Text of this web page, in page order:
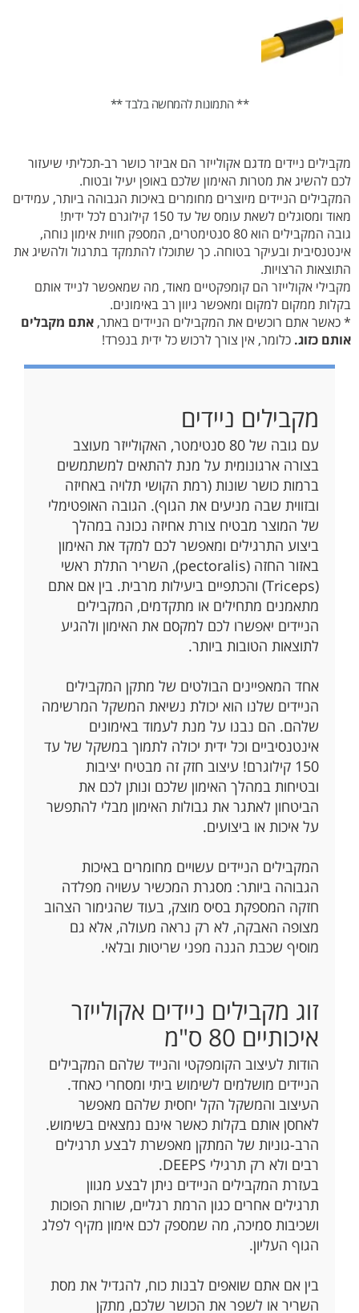
** התמונות להמחשה בלבד **
מקבילים ניידים מדגם אקולייזר הם אביזר כושר רב-תכליתי שיעזור
לכם להשיג את מטרות האימון שלכם באופן יעיל ובטוח.
המקבילים הניידים מיוצרים מחומרים באיכות הגבוהה ביותר, עמידים
מאוד ומסוגלים לשאת עומס של עד 150 קילוגרם לכל ידית!
גובה המקבילים הוא 80 סנטימטרים, המספק חווית אימון נוחה,
אינטנסיבית ובעיקר בטוחה. כך שתוכלו להתמקד בתרגול ולהשיג את
התוצאות הרצויות.
מקבילי אקולייזר הם קומפקטיים מאוד, מה שמאפשר לנייד אותם
בקלות ממקום למקום ומאפשר גיוון רב באימונים.
* כאשר אתם רוכשים את המקבילים הניידים באתר, אתם מקבלים
אותם כזוג. כלומר, אין צורך לרכוש כל ידית בנפרד!
מקבילים ניידים
עם גובה של 80 סנטימטר, האקולייזר מעוצב
בצורה ארגונומית על מנת להתאים למשתמשים
ברמות כושר שונות (רמת הקושי תלויה באחיזה
ובזווית שבה מניעים את הגוף). הגובה האופטימלי
של המוצר מבטיח צורת אחיזה נכונה במהלך
ביצוע התרגילים ומאפשר לכם למקד את האימון
באזור החזה (pectoralis), השריר התלת ראשי
(Triceps) והכתפיים ביעילות מרבית. בין אם אתם
מתאמנים מתחילים או מתקדמים, המקבילים
הניידים יאפשרו לכם למקסם את האימון ולהגיע
לתוצאות הטובות ביותר.
אחד המאפיינים הבולטים של מתקן המקבילים
הניידים שלנו הוא יכולת נשיאת המשקל המרשימה
שלהם. הם נבנו על מנת לעמוד באימונים
אינטנסיביים וכל ידית יכולה לתמוך במשקל של עד
150 קילוגרם! עיצוב חזק זה מבטיח יציבות
ובטיחות במהלך האימון שלכם ונותן לכם את
הביטחון לאתגר את גבולות האימון מבלי להתפשר
על איכות או ביצועים.
המקבילים הניידים עשויים מחומרים באיכות
הגבוהה ביותר: מסגרת המכשיר עשויה מפלדה
חזקה המספקת בסיס מוצק, בעוד שהגימור הצהוב
מצופה האבקה, לא רק נראה מעולה, אלא גם
מוסיף שכבת הגנה מפני שריטות ובלאי.
זוג מקבילים ניידים אקולייזר
איכותיים 80 ס"מ
הודות לעיצוב הקומפקטי והנייד שלהם המקבילים
הניידים מושלמים לשימוש ביתי ומסחרי כאחד.
העיצוב והמשקל הקל יחסית שלהם מאפשר
לאחסן אותם בקלות כאשר אינם נמצאים בשימוש.
הרב-גוניות של המתקן מאפשרת לבצע תרגילים
רבים ולא רק תרגילי DEEPS.
בעזרת המקבילים הניידים ניתן לבצע מגוון
תרגילים אחרים כגון הרמת רגליים, שורות הפוכות
ושכיבות סמיכה, מה שמספק לכם אימון מקיף לפלג
הגוף העליון.
בין אם אתם שואפים לבנות כוח, להגדיל את מסת
השריר או לשפר את הכושר שלכם, מתקן